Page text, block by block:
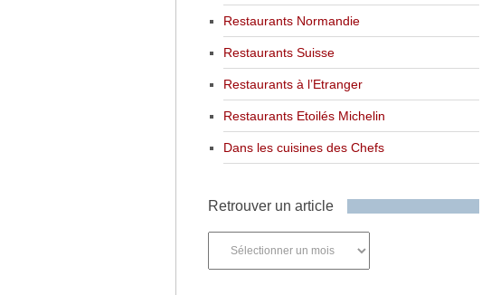
Restaurants Normandie
Restaurants Suisse
Restaurants à l’Etranger
Restaurants Etoilés Michelin
Dans les cuisines des Chefs
Retrouver un article